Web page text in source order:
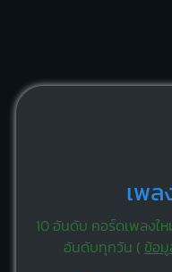
เพล
10 อันดับ คอร์ดเพลงใ
อันดับทุกวัน ( ข้อ